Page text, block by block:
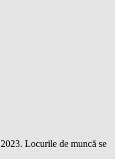
Locurile de muncă se